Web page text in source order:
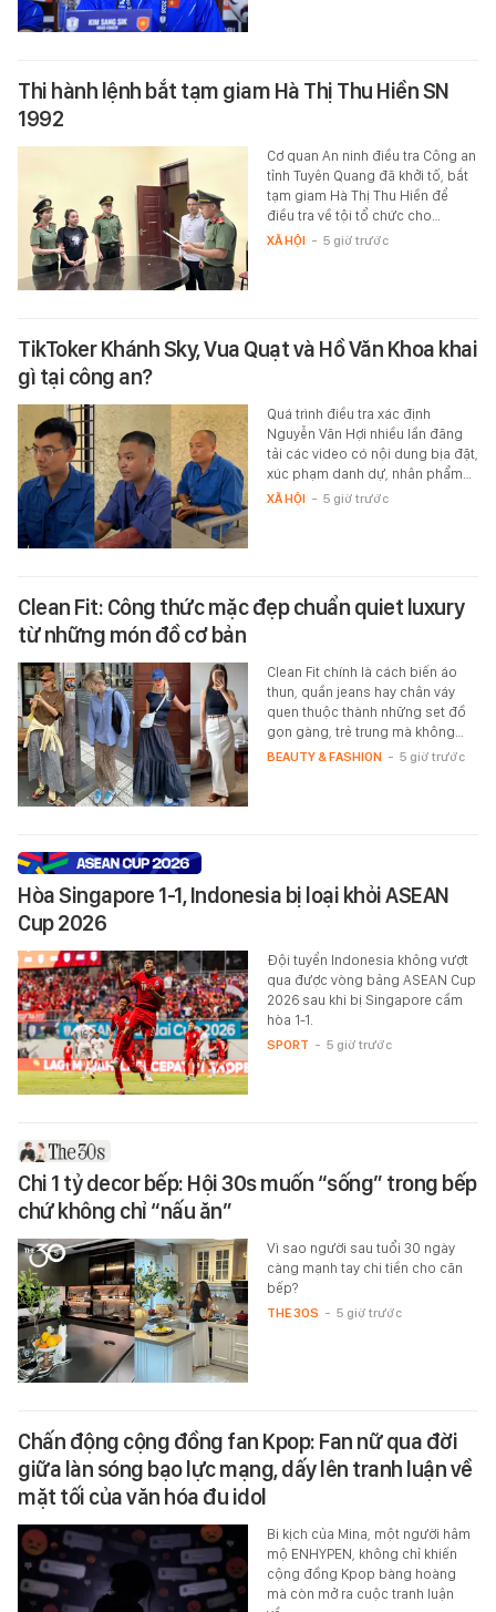
Thi hành lệnh bắt tạm giam Hà Thị Thu Hiền SN
1992
Cơ quan An ninh điều tra Công an
tỉnh Tuyên Quang đã khởi tố, bắt
tạm giam Hà Thị Thu Hiền để
điều tra về tội tổ chức cho…
XÃ HỘI - 5 giờ trước
TikToker Khánh Sky, Vua Quạt và Hồ Văn Khoa khai
gì tại công an?
Quá trình điều tra xác định
Nguyễn Văn Hợi nhiều lần đăng
tải các video có nội dung bịa đặt,
xúc phạm danh dự, nhân phẩm…
XÃ HỘI - 5 giờ trước
Clean Fit: Công thức mặc đẹp chuẩn quiet luxury
từ những món đồ cơ bản
Clean Fit chính là cách biến áo
thun, quần jeans hay chân váy
quen thuộc thành những set đồ
gọn gàng, trẻ trung mà không…
BEAUTY & FASHION - 5 giờ trước
Hòa Singapore 1-1, Indonesia bị loại khỏi ASEAN
Cup 2026
Đội tuyển Indonesia không vượt
qua được vòng bảng ASEAN Cup
2026 sau khi bị Singapore cầm
hòa 1-1.
SPORT - 5 giờ trước
Chi 1 tỷ decor bếp: Hội 30s muốn “sống” trong bếp
chứ không chỉ “nấu ăn”
Vì sao người sau tuổi 30 ngày
càng mạnh tay chi tiền cho căn
bếp?
THE 30S - 5 giờ trước
Chấn động cộng đồng fan Kpop: Fan nữ qua đời
giữa làn sóng bạo lực mạng, dấy lên tranh luận về
mặt tối của văn hóa đu idol
Bi kịch của Mina, một người hâm
mộ ENHYPEN, không chỉ khiến
cộng đồng Kpop bàng hoàng
mà còn mở ra cuộc tranh luận